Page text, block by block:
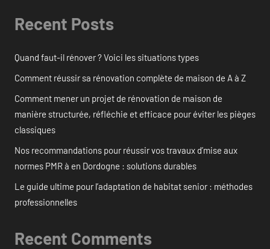
Recent Posts
Quand faut-il rénover ? Voici les situations types
Comment réussir sa rénovation complète de maison de A à Z
Comment mener un projet de rénovation de maison de
manière structurée, réfléchie et efficace pour éviter les pièges
classiques
Nos recommandations pour réussir vos travaux d’mise aux
normes PMR à en Dordogne : solutions durables
Le guide ultime pour l’adaptation de habitat senior : méthodes
professionnelles
Recent Comments